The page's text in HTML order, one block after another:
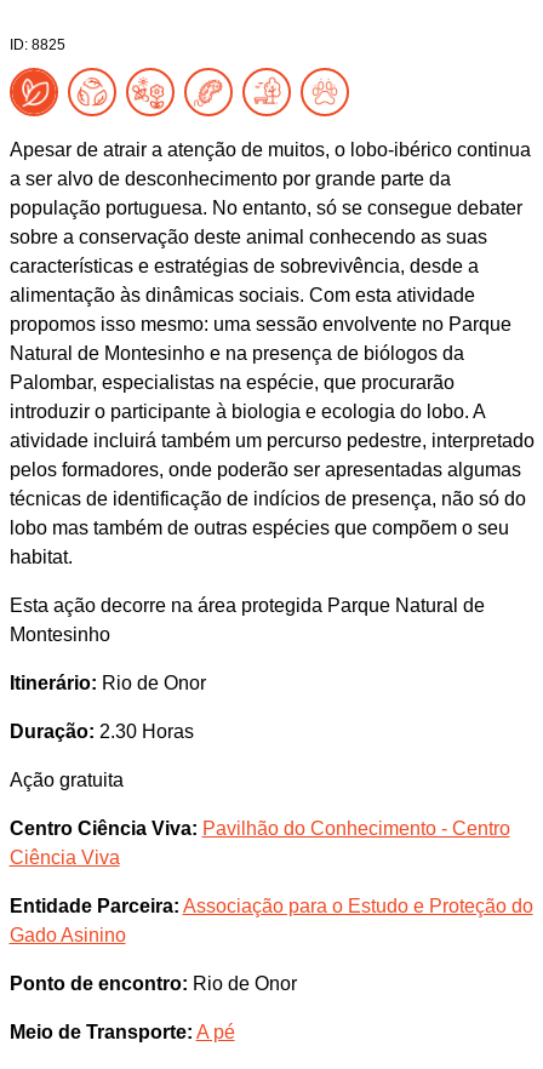
ID: 8825
Apesar de atrair a atenção de muitos, o lobo-ibérico continua
a ser alvo de desconhecimento por grande parte da
população portuguesa. No entanto, só se consegue debater
sobre a conservação deste animal conhecendo as suas
características e estratégias de sobrevivência, desde a
alimentação às dinâmicas sociais. Com esta atividade
propomos isso mesmo: uma sessão envolvente no Parque
Natural de Montesinho e na presença de biólogos da
Palombar, especialistas na espécie, que procurarão
introduzir o participante à biologia e ecologia do lobo. A
atividade incluirá também um percurso pedestre, interpretado
pelos formadores, onde poderão ser apresentadas algumas
técnicas de identificação de indícios de presença, não só do
lobo mas também de outras espécies que compõem o seu
habitat.
Esta ação decorre na área protegida Parque Natural de
Montesinho
Itinerário: Rio de Onor
Duração: 2.30 Horas
Ação gratuita
Centro Ciência Viva: Pavilhão do Conhecimento - Centro
Ciência Viva
Entidade Parceira: Associação para o Estudo e Proteção do
Gado Asinino
Ponto de encontro: Rio de Onor
Meio de Transporte: A pé